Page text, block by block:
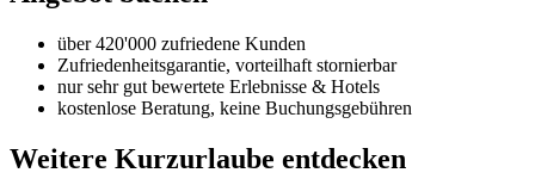
über 420'000 zufriedene Kunden
Zufriedenheitsgarantie, vorteilhaft stornierbar
nur sehr gut bewertete Erlebnisse & Hotels
kostenlose Beratung, keine Buchungsgebühren
Weitere Kurzurlaube entdecken